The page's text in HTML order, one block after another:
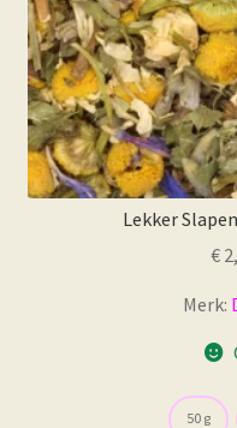
Lekker
€
Merk:
50 g